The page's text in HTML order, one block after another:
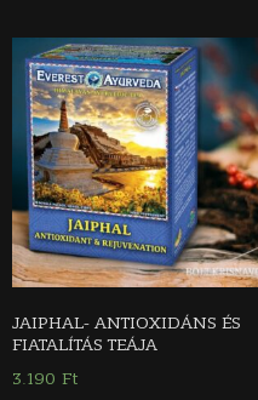
JAIPHAL- ANTIOXIDÁNS ÉS
FIATALÍTÁS TEÁJA
3.190 Ft